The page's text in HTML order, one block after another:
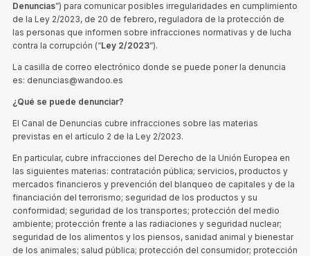
Denuncias”) para comunicar posibles irregularidades en cumplimiento
de la Ley 2/2023, de 20 de febrero, reguladora de la protección de
las personas que informen sobre infracciones normativas y de lucha
contra la corrupción (“Ley 2/2023”).
La casilla de correo electrónico donde se puede poner la denuncia
es: denuncias@wandoo.es
¿Qué se puede denunciar?
El Canal de Denuncias cubre infracciones sobre las materias
previstas en el artículo 2 de la Ley 2/2023.
En particular, cubre infracciones del Derecho de la Unión Europea en
las siguientes materias: contratación pública; servicios, productos y
mercados financieros y prevención del blanqueo de capitales y de la
financiación del terrorismo; seguridad de los productos y su
conformidad; seguridad de los transportes; protección del medio
ambiente; protección frente a las radiaciones y seguridad nuclear;
seguridad de los alimentos y los piensos, sanidad animal y bienestar
de los animales; salud pública; protección del consumidor; protección